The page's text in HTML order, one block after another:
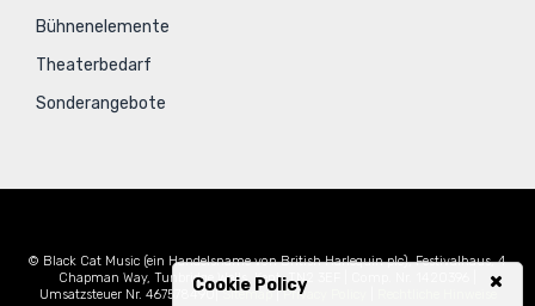
Cookie Policy
Bühnenelemente
Theaterbedarf
Sonderangebote
© Black Cat Music (ein Handelsname von British Harlequin plc), Festivalhaus, 4
Chapman Way, Tunbridge Wells, Kent, TN2 3EF | Comp. Nr. 1420396 |
Umsatzsteuer Nr. 467578490|Sitemap|Privacy Policy